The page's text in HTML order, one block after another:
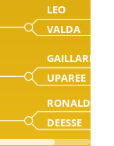
LEO
VALDA
GAILLARD
UPAREE
RONALD
DEESSE